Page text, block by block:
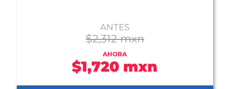
ANTES
$2,029 mxn
AHORA
$1,352 mxn